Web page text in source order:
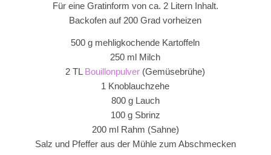
Für eine Gratinform von ca. 2 Litern Inhalt.
Backofen auf 200 Grad vorheizen
500 g mehligkochende Kartoffeln
250 ml Milch
2 TL Bouillonpulver (Gemüsebrühe)
1 Knoblauchzehe
800 g Lauch
100 g Sbrinz
200 ml Rahm (Sahne)
Salz und Pfeffer aus der Mühle zum Abschmecken